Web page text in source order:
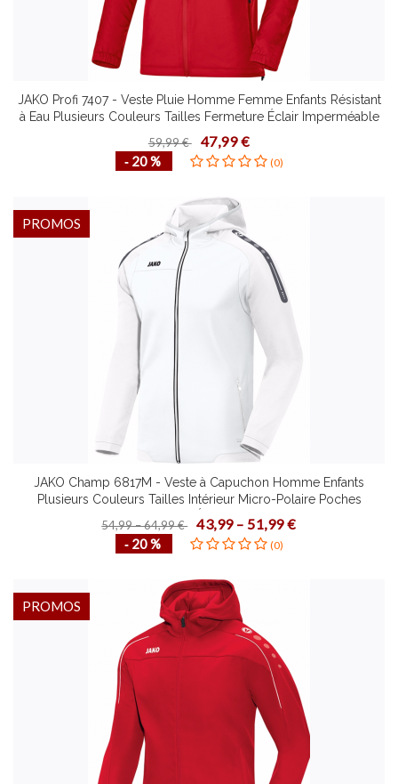
JAKO Profi 7407 - Veste Pluie Homme Femme Enfants Résistant
à Eau Plusieurs Couleurs Tailles Fermeture Éclair Imperméable
Poches Latérales
59,99 € 47,99 €
‐ 20 % (0)
JAKO Champ 6817M - Veste à Capuchon Homme Enfants
Plusieurs Couleurs Tailles Intérieur Micro-Polaire Poches
Latérales Fermeture Éclair Bicolore Devant
54,99 – 64,99 € 43,99 – 51,99 €
‐ 20 % (0)
PROMOS
PROMOS